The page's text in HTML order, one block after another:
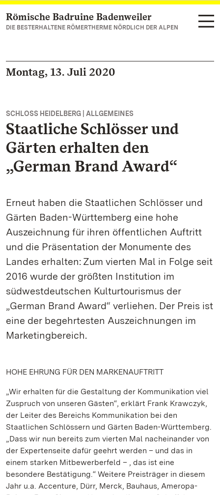
Zum Hauptinhalt springen
Römische Badruine Badenweiler
DIE BESTERHALTENE RÖMERTHERME NÖRDLICH DER ALPEN
Montag, 13. Juli 2020
SCHLOSS HEIDELBERG | ALLGEMEINES
Staatliche Schlösser und
Gärten erhalten den
„German Brand Award“
Erneut haben die Staatlichen Schlösser und
Gärten Baden-Württemberg eine hohe
Auszeichnung für ihren öffentlichen Auftritt
und die Präsentation der Monumente des
Landes erhalten: Zum vierten Mal in Folge seit
2016 wurde der größten Institution im
südwestdeutschen Kulturtourismus der
„German Brand Award“ verliehen. Der Preis ist
eine der begehrtesten Auszeichnungen im
Marketingbereich.
HOHE EHRUNG FÜR DEN MARKENAUFTRITT
„Wir erhalten für die Gestaltung der Kommunikation viel
Zuspruch von unseren Gästen“, erklärt Frank Krawczyk,
der Leiter des Bereichs Kommunikation bei den
Staatlichen Schlössern und Gärten Baden-Württemberg.
„Dass wir nun bereits zum vierten Mal nacheinander von
der Expertenseite dafür geehrt werden – und das in
einem starken Mitbewerberfeld – , das ist eine
besondere Bestätigung.“ Weitere Preisträger in diesem
Jahr u.a. Accenture, Dürr, Merck, Bauhaus, Ameropa-